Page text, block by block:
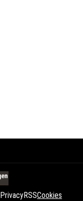
PrivacyRSSCookies